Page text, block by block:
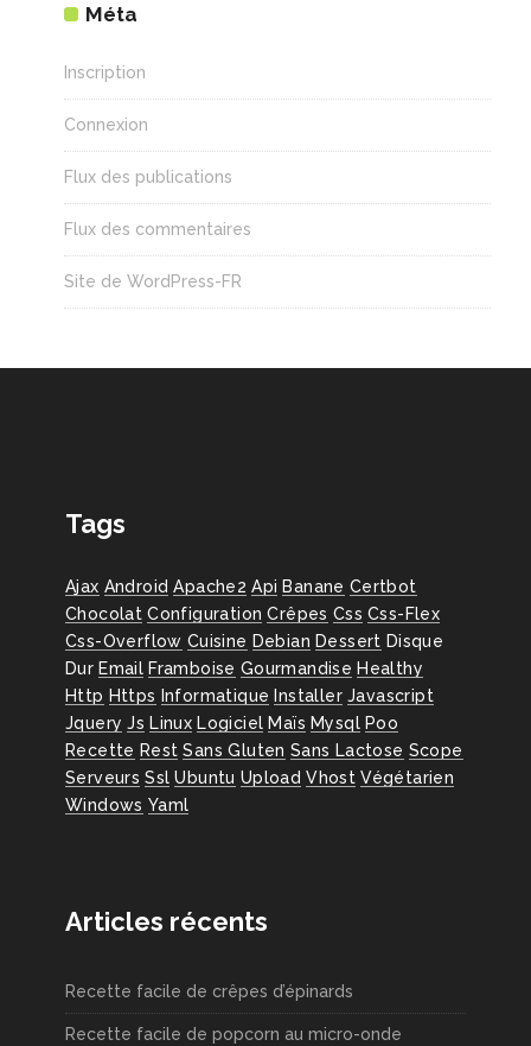
Méta
Inscription
Connexion
Flux des publications
Flux des commentaires
Site de WordPress-FR
Tags
Ajax Android Apache2 Api Banane Certbot
Chocolat Configuration Crêpes Css Css-Flex
Css-Overflow Cuisine Debian Dessert Disque
Dur Email Framboise Gourmandise Healthy
Http Https Informatique Installer Javascript
Jquery Js Linux Logiciel Maïs Mysql Poo
Recette Rest Sans Gluten Sans Lactose Scope
Serveurs Ssl Ubuntu Upload Vhost Végétarien
Windows Yaml
Articles récents
Recette facile de crêpes d’épinards
Recette facile de popcorn au micro-onde